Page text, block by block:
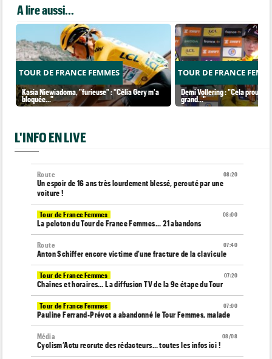
A lire aussi...
TOUR DE FRANCE FEMMES
Kasia Niewiadoma, "furieuse" : "Célia Gery m'a
bloquée..."
TOUR DE FRANCE
Demi Vollering : "Cela prouve
grand..."
L'INFO EN LIVE
08:20
Route
Un espoir de 16 ans très lourdement blessé, percuté par une
voiture !
08:00
Tour de France Femmes
La peloton du Tour de France Femmes... 21 abandons
07:40
Route
Anton Schiffer encore victime d'une fracture de la clavicule
07:20
Tour de France Femmes
Chaînes et horaires… La diffusion TV de la 9e étape du Tour
07:00
Tour de France Femmes
Pauline Ferrand-Prévot a abandonné le Tour Femmes, malade
08/08
Média
Cyclism’Actu recrute des rédacteurs… toutes les infos ici !